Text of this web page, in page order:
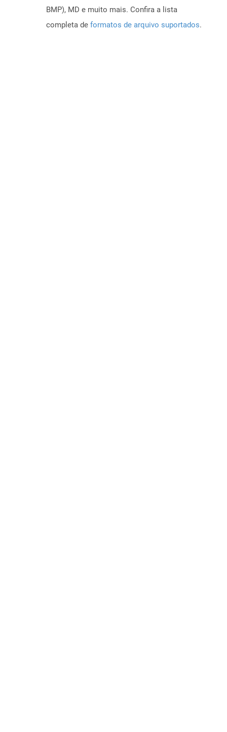
BMP), MD e muito mais. Confira a lista
completa de formatos de arquivo suportados.